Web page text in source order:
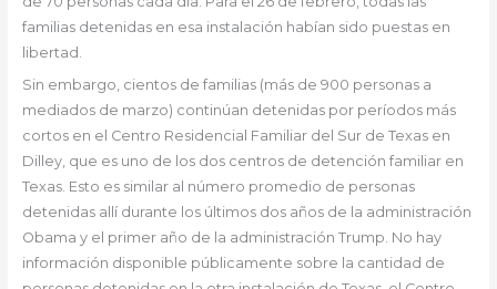
familias detenidas en esa instalación habían sido puestas en
libertad.
Sin embargo, cientos de familias (más de 900 personas a
mediados de marzo) continúan detenidas por períodos más
cortos en el Centro Residencial Familiar del Sur de Texas en
Dilley, que es uno de los dos centros de detención familiar en
Texas. Esto es similar al número promedio de personas
detenidas allí durante los últimos dos años de la administración
Obama y el primer año de la administración Trump. No hay
información disponible públicamente sobre la cantidad de